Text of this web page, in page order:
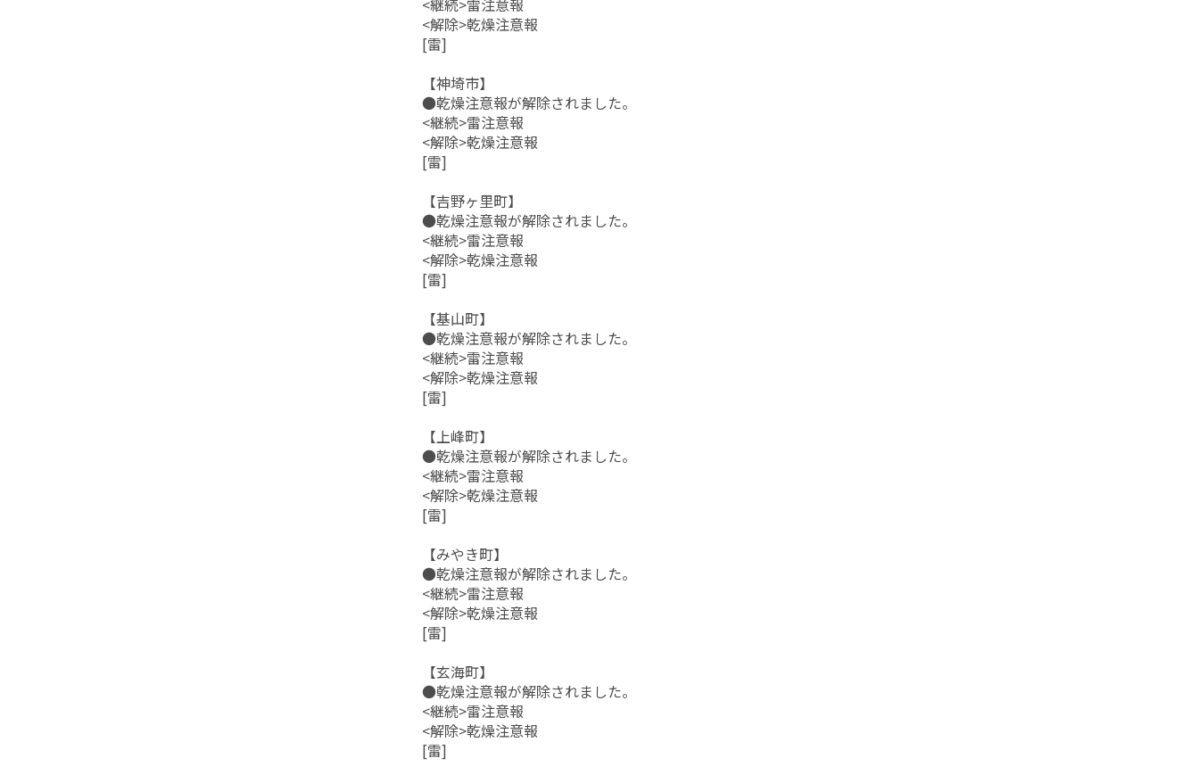
<継続>雷注意報
<解除>乾燥注意報
[雷]
【神埼市】
●乾燥注意報が解除されました。
<継続>雷注意報
<解除>乾燥注意報
[雷]
【吉野ヶ里町】
●乾燥注意報が解除されました。
<継続>雷注意報
<解除>乾燥注意報
[雷]
【基山町】
●乾燥注意報が解除されました。
<継続>雷注意報
<解除>乾燥注意報
[雷]
【上峰町】
●乾燥注意報が解除されました。
<継続>雷注意報
<解除>乾燥注意報
[雷]
【みやき町】
●乾燥注意報が解除されました。
<継続>雷注意報
<解除>乾燥注意報
[雷]
【玄海町】
●乾燥注意報が解除されました。
<継続>雷注意報
<解除>乾燥注意報
[雷]